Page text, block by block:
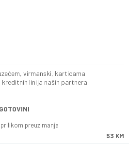
virmanski, karticama
linija naših partnera.
preuzimanja
53 KM